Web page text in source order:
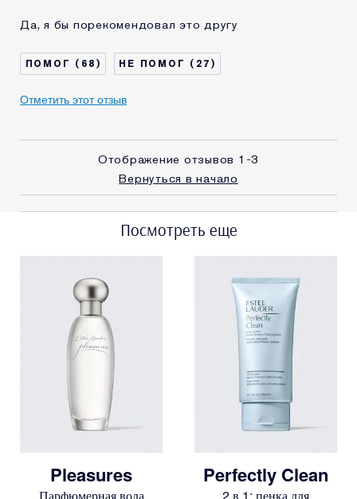
Да, я бы порекомендовал это другу
68 27
Отметить этот отзыв
Отображение отзывов 1-3
Вернуться в начало
Посмотреть еще
Pleasures
Парфюмерная вода
Perfectly Clean
2 в 1: пенка для